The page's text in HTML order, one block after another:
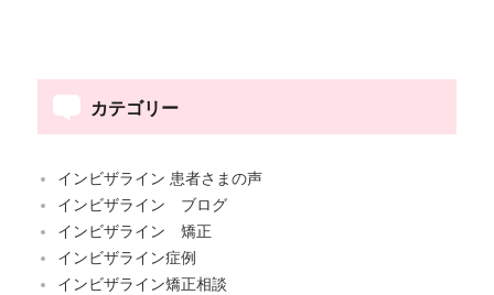
カテゴリー
インビザライン 患者さまの声
インビザライン ブログ
インビザライン 矯正
インビザライン症例
インビザライン矯正相談